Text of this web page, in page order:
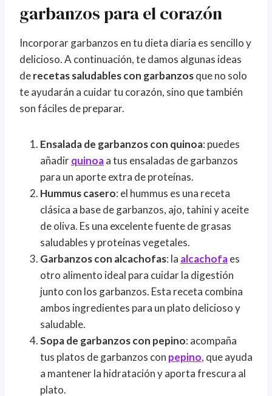
garbanzos para el corazón
Incorporar garbanzos en tu dieta diaria es sencillo y
delicioso. A continuación, te damos algunas ideas
derecetas saludables con garbanzosque no solo
te ayudarán a cuidar tu corazón, sino que también
son fáciles de preparar.
Ensalada de garbanzos con quinoa: puedes
añadirquinoaa tus ensaladas de garbanzos
para un aporte extra de proteínas.
Hummus casero: el hummus es una receta
clásica a base de garbanzos, ajo, tahini y aceite
de oliva. Es una excelente fuente de grasas
saludables y proteínas vegetales.
Garbanzos con alcachofas: la alcachofaes
otro alimento ideal para cuidar la digestión
junto con los garbanzos. Esta receta combina
ambos ingredientes para un plato delicioso y
saludable.
Sopa de garbanzos con pepino: acompaña
tus platos de garbanzos con pepino, que ayuda
a mantener la hidratación y aporta frescura al
plato.